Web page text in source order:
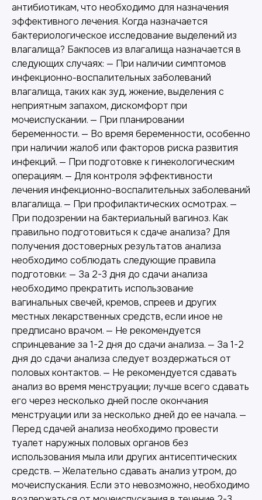
антибиотикам, что необходимо для назначения
эффективного лечения. Когда назначается
бактериологическое исследование выделений из
влагалища? Бакпосев из влагалища назначается в
следующих случаях: — При наличии симптомов
инфекционно-воспалительных заболеваний
влагалища, таких как зуд, жжение, выделения с
неприятным запахом, дискомфорт при
мочеиспускании. — При планировании
беременности. — Во время беременности, особенно
при наличии жалоб или факторов риска развития
инфекций. — При подготовке к гинекологическим
операциям. — Для контроля эффективности
лечения инфекционно-воспалительных заболеваний
влагалища. — При профилактических осмотрах. —
При подозрении на бактериальный вагиноз. Как
правильно подготовиться к сдаче анализа? Для
получения достоверных результатов анализа
необходимо соблюдать следующие правила
подготовки: — За 2-3 дня до сдачи анализа
необходимо прекратить использование
вагинальных свечей, кремов, спреев и других
местных лекарственных средств, если иное не
предписано врачом. — Не рекомендуется
спринцевание за 1-2 дня до сдачи анализа. — За 1-2
дня до сдачи анализа следует воздержаться от
половых контактов. — Не рекомендуется сдавать
анализ во время менструации; лучше всего сдавать
его через несколько дней после окончания
менструации или за несколько дней до ее начала. —
Перед сдачей анализа необходимо провести
туалет наружных половых органов без
использования мыла или других антисептических
средств. — Желательно сдавать анализ утром, до
мочеиспускания. Если это невозможно, необходимо